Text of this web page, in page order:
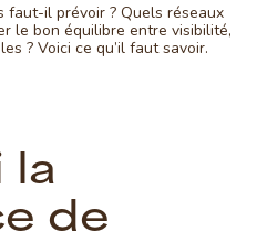
faut-il prévoir ? Quels réseaux
le bon équilibre entre visibilité,
? Voici ce qu’il faut savoir.
la
de